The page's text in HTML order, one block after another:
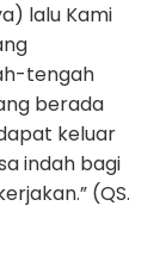
lalu Kami
tengah
berada
keluar
indah bagi
(QS.